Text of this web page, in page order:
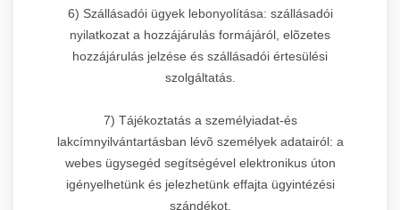
6) Szállásadói ügyek lebonyolítása: szállásadói
nyilatkozat a hozzájárulás formájáról, elõzetes
hozzájárulás jelzése és szállásadói értesülési
szolgáltatás.
7) Tájékoztatás a személyiadat-és
lakcímnyilvántartásban lévõ személyek adatairól: a
webes ügysegéd segítségével elektronikus úton
igényelhetünk és jelezhetünk effajta ügyintézési
szándékot.